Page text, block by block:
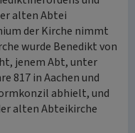
alten Abtei
der Kirche nimmt
wurde Benedikt von
jenem Abt, unter
817 in Aachen und
abhielt, und
alten Abteikirche